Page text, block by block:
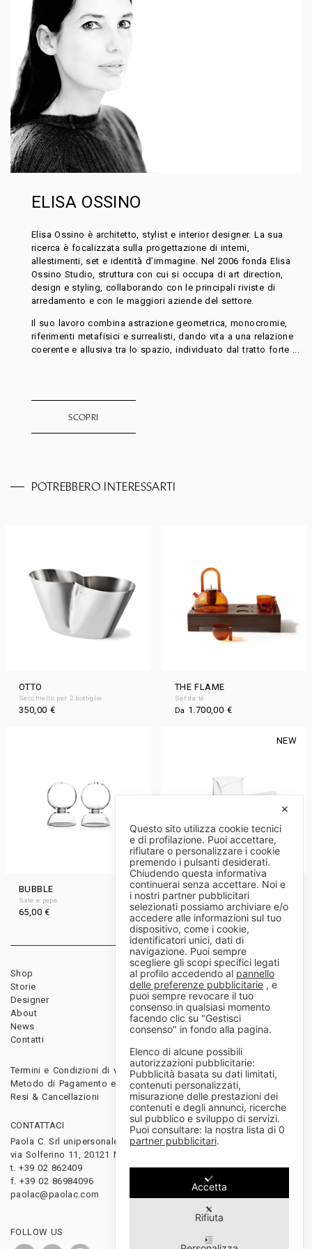
ELISA OSSINO
Elisa Ossino è architetto, stylist e interior designer. La sua
ricerca è focalizzata sulla progettazione di interni,
allestimenti, set e identità d’immagine. Nel 2006 fonda Elisa
Ossino Studio, struttura con cui si occupa di art direction,
design e styling, collaborando con le principali riviste di
arredamento e con le maggiori aziende del settore.
Il suo lavoro combina astrazione geometrica, monocromie,
riferimenti metafisici e surrealisti, dando vita a una relazione
coerente e allusiva tra lo spazio, individuato dal tratto forte ...
SCOPRI
POTREBBERO INTERESSARTI
OTTO
Secchiello per 2 bottiglie
350,00 €
THE FLAME
Set da té
Da 1.700,00 €
BUBBLE
Sale e pepe
65,00€
NEW
RITUEL
Caffettiera / Bollitore
Da150,00€
Shop
Storie
Designer
About
News
Contatti
Rivenditori
Download
Diventa rivenditore
Termini e Condizioni di vendita
Metodo di Pagamento e Spedizioni
Resi & Cancellazioni
CONTATTACI
Paola C. Srl unipersonale
via Solferino 11, 20121 Milano, Italy
t. +39 02 862409
f. +39 02 86984096
paolac@paolac.com
FOLLOW US
✕
Questo sito utilizza cookie tecnici
e di profilazione. Puoi accettare,
rifiutare o personalizzare i cookie
premendo i pulsanti desiderati.
Chiudendo questa informativa
continuerai senza accettare. Noi e
i nostri partner pubblicitari
selezionati possiamo archiviare e/o
accedere alle informazioni sul tuo
dispositivo, come i cookie,
identificatori unici, dati di
navigazione. Puoi sempre
scegliere gli scopi specifici legati
al profilo accedendo al pannello
delle preferenze pubblicitarie, e
puoi sempre revocare il tuo
consenso in qualsiasi momento
facendo clic su "Gestisci
consenso" in fondo alla pagina.
Elenco di alcune possibili
autorizzazioni pubblicitarie:
Pubblicità basata su dati limitati,
contenuti personalizzati,
misurazione delle prestazioni dei
contenuti e degli annunci, ricerche
sul pubblico e sviluppo di servizi.
Puoi consultare: la nostra lista di 0
partner pubblicitari.
Accetta
Rifiuta